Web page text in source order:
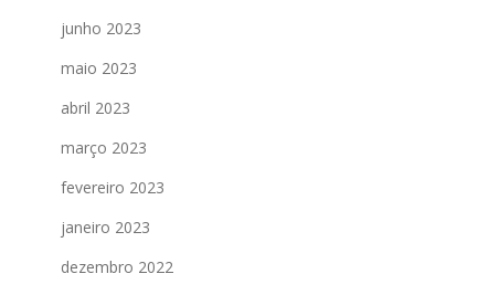
junho 2023
maio 2023
abril 2023
março 2023
fevereiro 2023
janeiro 2023
dezembro 2022